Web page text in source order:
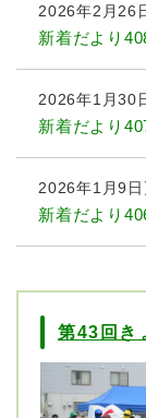
2026年2月26
新着だより
2026年1月30
新着だより
2026年1月9日
新着だより
第43回き